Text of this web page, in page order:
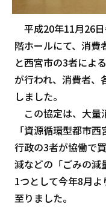
平成20年11月26
階ホールにて、消費
と西宮市の3者によ
が行われ、消費者、
しました。
この協定は、大量
「資源循環型都市
行政の3者が協働で
減などの「ごみの減
1つとして今年8月
至りました。